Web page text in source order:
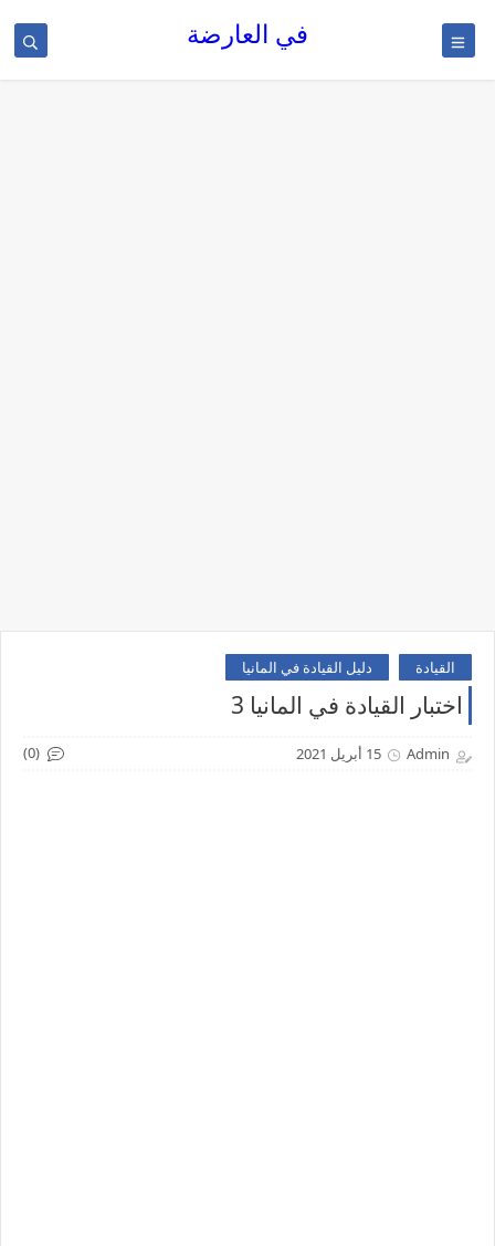
في العارضة
القيادة دليل القيادة في المانيا
اختبار القيادة في المانيا 3
Admin 15 أبريل 2021 (0)